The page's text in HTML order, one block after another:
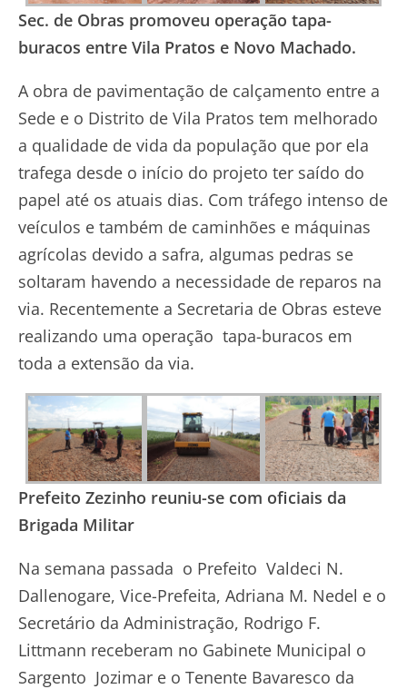
Sec. de Obras promoveu operação tapa-
buracos entre Vila Pratos e Novo Machado.
A obra de pavimentação de calçamento entre a
Sede e o Distrito de Vila Pratos tem melhorado
a qualidade de vida da população que por ela
trafega desde o início do projeto ter saído do
papel até os atuais dias. Com tráfego intenso de
veículos e também de caminhões e máquinas
agrícolas devido a safra, algumas pedras se
soltaram havendo a necessidade de reparos na
via. Recentemente a Secretaria de Obras esteve
realizando uma operação tapa-buracos em
toda a extensão da via.
Prefeito Zezinho reuniu-se com oficiais da
Brigada Militar
Na semana passada o Prefeito Valdeci N.
Dallenogare, Vice-Prefeita, Adriana M. Nedel e o
Secretário da Administração, Rodrigo F.
Littmann receberam no Gabinete Municipal o
Sargento Jozimar e o Tenente Bavaresco da